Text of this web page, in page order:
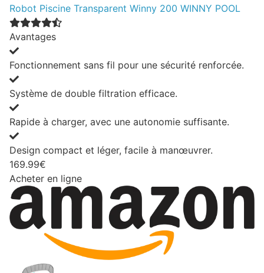
Robot Piscine Transparent Winny 200 WINNY POOL
Avantages
Fonctionnement sans fil pour une sécurité renforcée.
Système de double filtration efficace.
Rapide à charger, avec une autonomie suffisante.
Design compact et léger, facile à manœuvrer.
169.99€
Acheter en ligne